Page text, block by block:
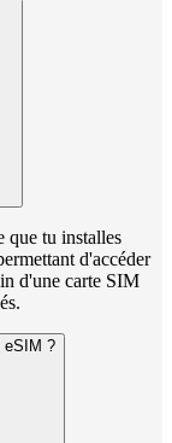
que tu installes
d'accéder
d'une carte SIM
eSIM ?